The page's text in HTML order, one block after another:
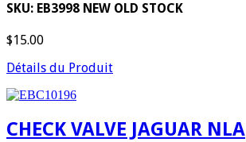
SKU: EB3998 NEW OLD STOCK
$15.00
Détails du Produit
CHECK VALVE JAGUAR NLA